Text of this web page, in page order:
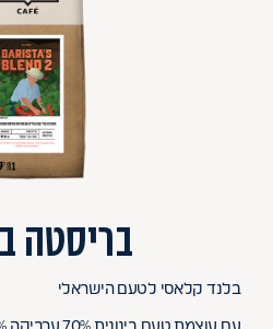
navigate search results.
בריסטה
בלנד קלאסי לטעם הישראלי